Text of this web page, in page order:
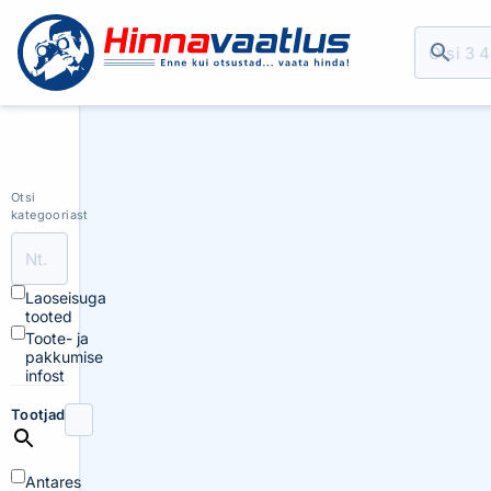
Otsi
kategooriast
Laoseisuga
tooted
Toote- ja
pakkumise
infost
Tootjad
Antares